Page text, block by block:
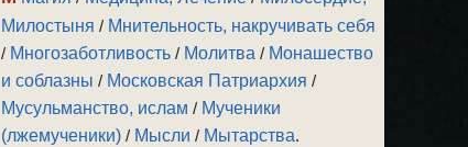
Милостыня / Мнительность, накручивать себя
/ Многозаботливость / Молитва / Монашество
и соблазны / Московская Патриархия /
Мусульманство, ислам / Мученики
(лжемученики) / Мысли / Мытарства.